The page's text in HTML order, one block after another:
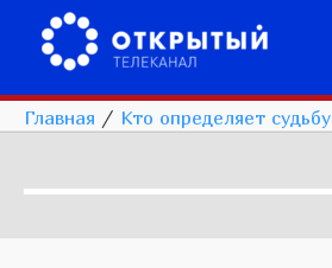
Главная / Кто определяет судьбу